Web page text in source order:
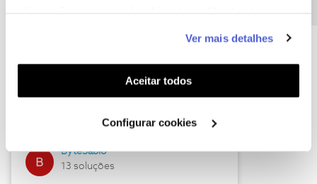
funcionalidades (cookies de personalização e
funcionalidade) e adaptar anúncios aos seus interesses
(cookies de publicidade personalizada). Pode gerir a
utilização dos cookies clicando em "Configurar
Ver mais detalhes
Aceitar todos
Configurar cookies
Hall of Fame de julho
17 soluções
ByteSábio
13 soluções